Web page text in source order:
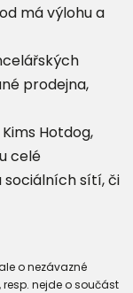
má výlohu a
prodejna,
Hotdog,
celé
sociálních sítí, či
o nezávazné
nejde o součást